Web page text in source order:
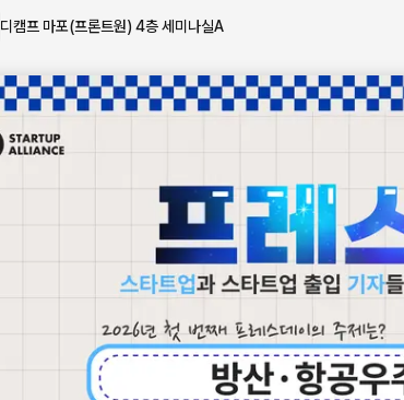
디캠프 마포(프론트원) 4층 세미나실A